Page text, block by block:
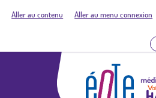
Aller au contenu Aller au menu connexion